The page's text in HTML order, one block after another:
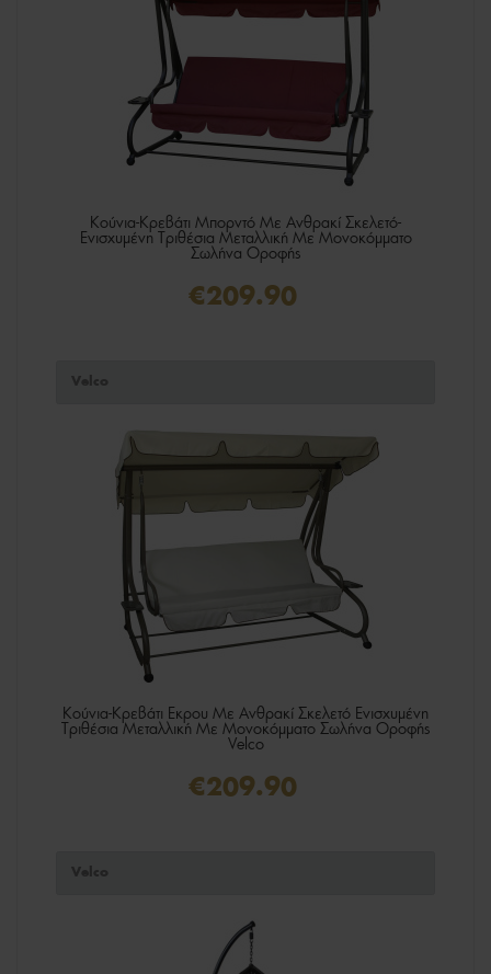
Κούνια-Κρεβάτι Μπορντό Με Ανθρακί Σκελετό-
Ενισχυμένη Τριθέσια Μεταλλική Με Μονοκόμματο
Σωλήνα Οροφής
€209.90
Velco
Κούνια-Κρεβάτι Εκρου Με Ανθρακί Σκελετό Ενισχυμένη
Τριθέσια Μεταλλική Με Μονοκόμματο Σωλήνα Οροφής
Velco
€209.90
Velco